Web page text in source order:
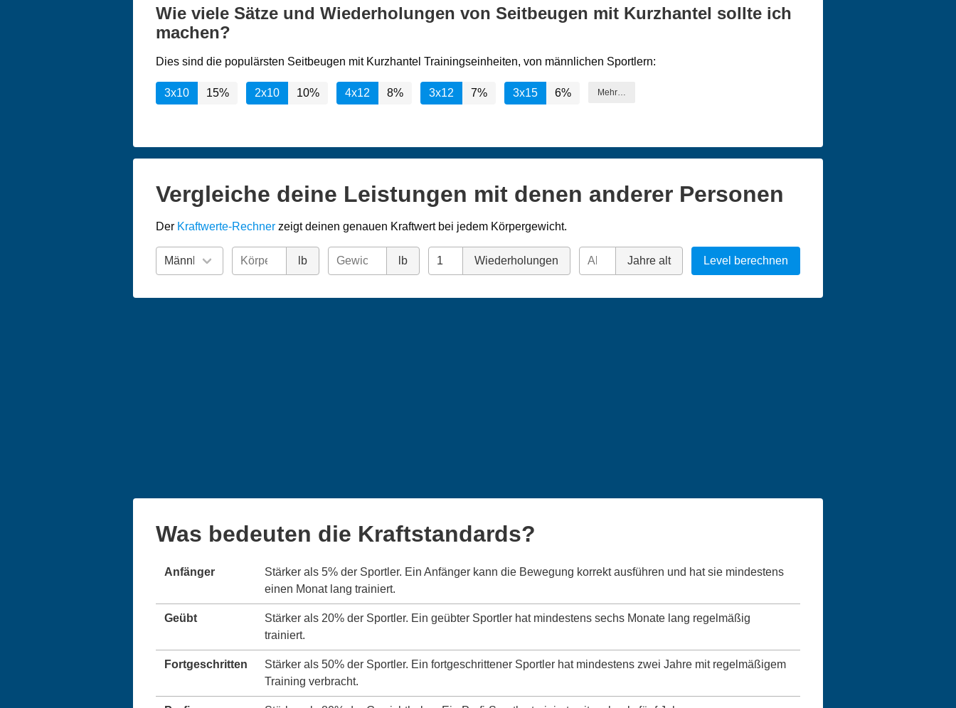
Wie viele Sätze und Wiederholungen von Seitbeugen mit Kurzhantel sollte ich
machen?
Dies sind die populärsten Seitbeugen mit Kurzhantel Trainingseinheiten, von männlichen Sportlern:
3x10 15% 2x10 10% 4x12 8% 3x12 7% 3x15 6% Mehr…
Vergleiche deine Leistungen mit denen anderer Personen
Der Kraftwerte-Rechner zeigt deinen genauen Kraftwert bei jedem Körpergewicht.
lb lb Wiederholungen Jahre alt Level berechnen
Was bedeuten die Kraftstandards?
Anfänger
Stärker als 5% der Sportler. Ein Anfänger kann die Bewegung korrekt ausführen und hat sie mindestens
einen Monat lang trainiert.
Geübt
Stärker als 20% der Sportler. Ein geübter Sportler hat mindestens sechs Monate lang regelmäßig
trainiert.
Fortgeschritten
Stärker als 50% der Sportler. Ein fortgeschrittener Sportler hat mindestens zwei Jahre mit regelmäßigem
Training verbracht.